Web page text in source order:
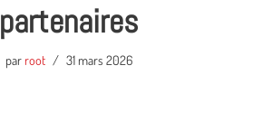
partenaires
parroot 31 mars 2026